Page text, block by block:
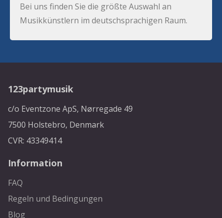
Bei uns finden Sie die größte Auswahl an
Musikkünstlern im deutschsprachigen Raum.
123partymusik
c/o Eventzone ApS, Nørregade 49
7500 Holstebro, Denmark
CVR: 43349414
Information
FAQ
Regeln und Bedingungen
Blog